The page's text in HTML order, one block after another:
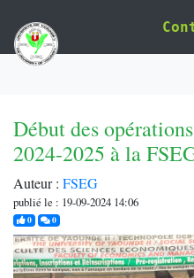
Début des
2024-2025 à la
Auteur : FSEG
publié le : 19-09-2024 14:06
0j'aime0commentaires